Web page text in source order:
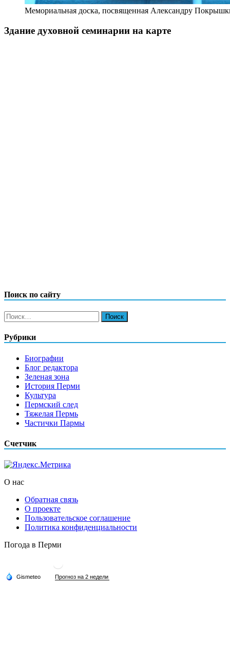
Мемориальная доска, посвященная Александру
Здание духовной семинарии на карте
Поиск по сайту
Найти:
Рубрики
Биографии
Блог редактора
Зеленая зона
История Перми
Культура
Пермский след
Тяжелая Пермь
Частички Пармы
Счетчик
О нас
Обратная связь
О проекте
Пользовательское соглашение
Политика конфиденциальности
Погода в Перми